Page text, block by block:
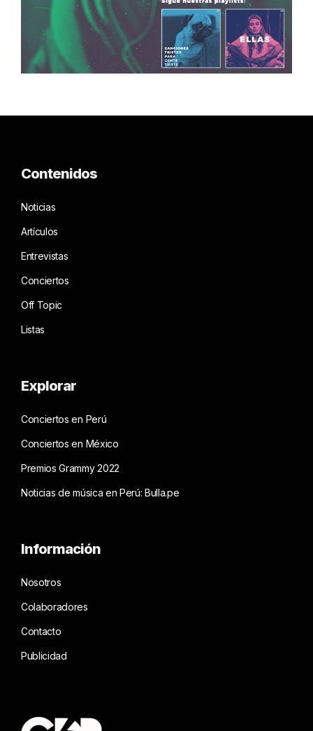
Contenidos
Noticias
Artículos
Entrevistas
Conciertos
Off Topic
Listas
Explorar
Conciertos en Perú
Conciertos en México
Premios Grammy 2022
Noticias de música en Perú: Bulla.pe
Información
Nosotros
Colaboradores
Contacto
Publicidad